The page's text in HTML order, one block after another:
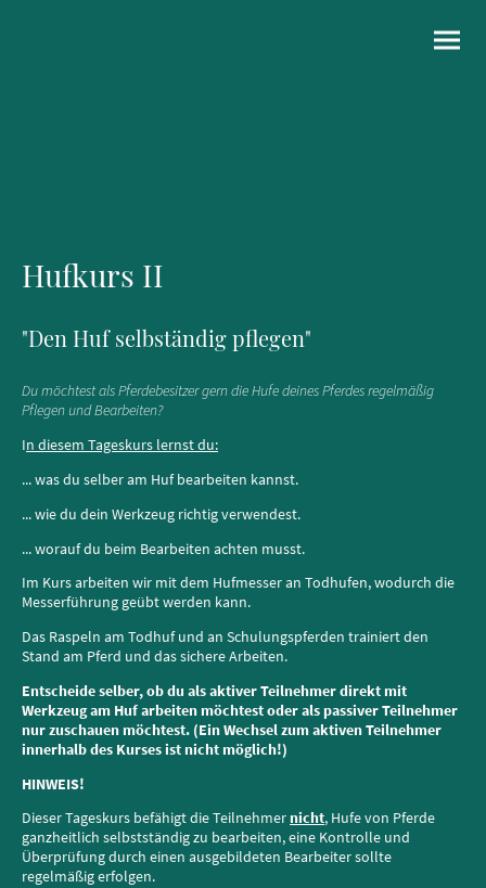
Hufkurs II
"Den Huf selbständig pflegen"
Du möchtest als Pferdebesitzer gern die Hufe deines Pferdes regelmäßig
Pflegen und Bearbeiten?
In diesem Tageskurs lernst du:
... was du selber am Huf bearbeiten kannst.
... wie du dein Werkzeug richtig verwendest.
... worauf du beim Bearbeiten achten musst.
Im Kurs arbeiten wir mit dem Hufmesser an Todhufen, wodurch die
Messerführung geübt werden kann.
Das Raspeln am Todhuf und an Schulungspferden trainiert den
Stand am Pferd und das sichere Arbeiten.
Entscheide selber, ob du als aktiver Teilnehmer direkt mit
Werkzeug am Huf arbeiten möchtest oder als passiver Teilnehmer
nur zuschauen möchtest. (Ein Wechsel zum aktiven Teilnehmer
innerhalb des Kurses ist nicht möglich!)
HINWEIS!
Dieser Tageskurs befähigt die Teilnehmer nicht, Hufe von Pferde
ganzheitlich selbstständig zu bearbeiten, eine Kontrolle und
Überprüfung durch einen ausgebildeten Bearbeiter sollte
regelmäßig erfolgen.